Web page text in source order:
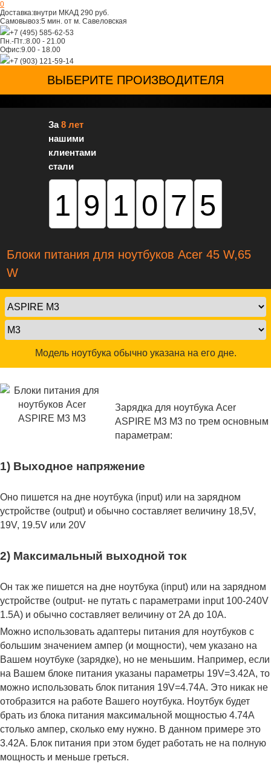
0
Доставка:внутри МКАД 290 руб.
Самовывоз:5 мин. от м. Савеловская
+7 (495) 585-62-53
Пн.-Пт.:8.00 - 21.00
Офис:9.00 - 18.00
+7 (903) 121-59-14
ВЫБЕРИТЕ ПРОИЗВОДИТЕЛЯ
За8 лет
нашими
клиентами
стали
191075
Блоки питания для ноутбуков Acer 45 W,65
W
Модель ноутбука обычно указана на его дне.
Зарядка для ноутбука Acer
ASPIRE M3 M3 по трем основным
параметрам:
1) Выходное напряжение
Оно пишется на дне ноутбука (input) или на зарядном
устройстве (output) и обычно составляет величину 18,5V,
19V, 19.5V или 20V
2) Максимальный выходной ток
Он так же пишется на дне ноутбука (input) или на зарядном
устройстве (output- не путать с параметрами input 100-240V
1.5A) и обычно составляет величину от 2А до 10A.
Можно использовать адаптеры питания для ноутбуков с
большим значением ампер (и мощности), чем указано на
Вашем ноутбуке (зарядке), но не меньшим. Например, если
на Вашем блоке питания указаны параметры 19V=3.42A, то
можно использовать блок питания 19V=4.74A. Это никак не
отобразится на работе Вашего ноутбука. Ноутбук будет
брать из блока питания максимальной мощностью 4.74А
столько ампер, сколько ему нужно. В данном примере это
3.42А. Блок питания при этом будет работать не на полную
мощность и меньше греться.